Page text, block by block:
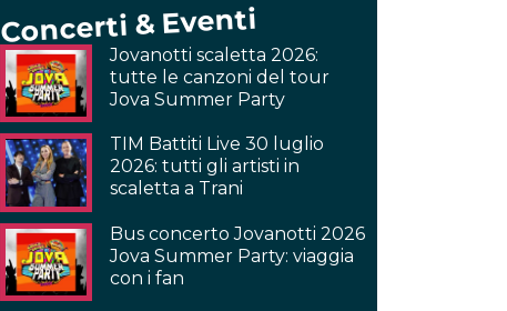
Concerti & Eventi
Jovanotti scaletta 2026:
tutte le canzoni del tour
Jova Summer Party
TIM Battiti Live 30 luglio
2026: tutti gli artisti in
scaletta a Trani
Bus concerto Jovanotti 2026
Jova Summer Party: viaggia
con i fan